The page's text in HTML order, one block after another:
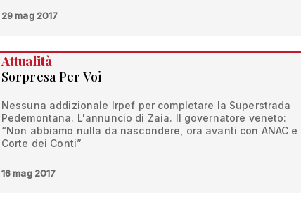
29 mag 2017
Attualità
Sorpresa Per Voi
Nessuna addizionale Irpef per completare la Superstrada
Pedemontana. L'annuncio di Zaia. Il governatore veneto:
“Non abbiamo nulla da nascondere, ora avanti con ANAC e
Corte dei Conti”
16 mag 2017